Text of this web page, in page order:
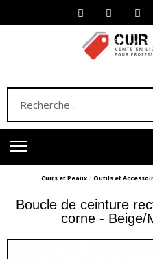
Cuirs et Peaux Outils et
Boucle de ceinture
corne - Beige/